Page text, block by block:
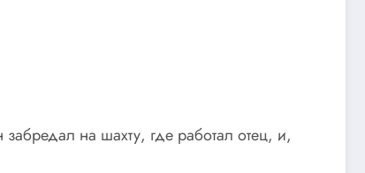
на шахту, где работал отец, и,